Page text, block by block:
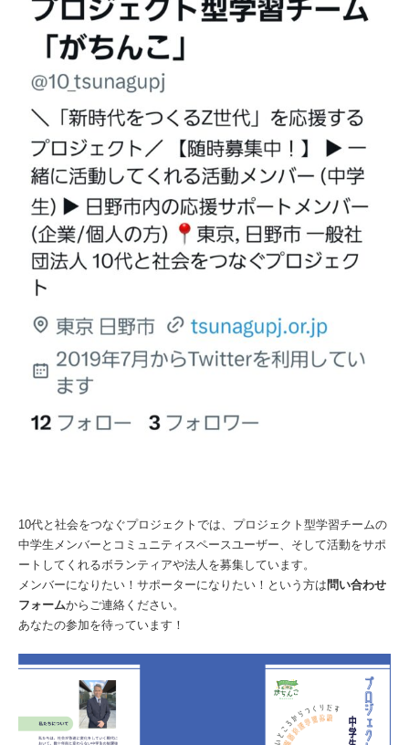
10代と社会をつなぐプロジェクトでは、プロジェクト型学習チームの
中学生メンバーとコミュニティスペースユーザー、そして活動をサポ
ートしてくれるボランティアや法人を募集しています。
メンバーになりたい！サポーターになりたい！という方は 問い合わせ
フォームからご連絡ください。
あなたの参加を待っています！